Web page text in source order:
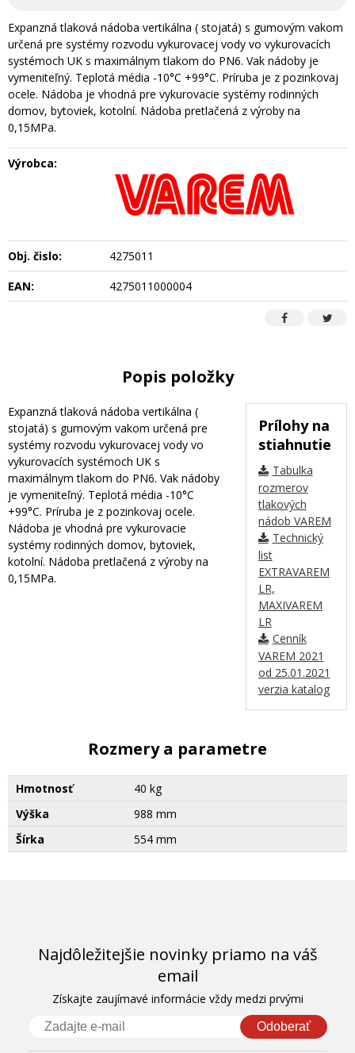
Expanzná tlaková nádoba vertikálna ( stojatá) s gumovým vakom
určená pre systémy rozvodu vykurovacej vody vo vykurovacích
systémoch UK s maximálnym tlakom do PN6. Vak nádoby je
vymeniteľný. Teplotá média -10°C +99°C. Príruba je z pozinkovaj
ocele. Nádoba je vhodná pre vykurovacie systémy rodinných
domov, bytoviek, kotolní. Nádoba pretlačená z výroby na
0,15MPa.
Výrobca:
Obj. čislo:
4275011
EAN:
4275011000004
Popis položky
Prílohy na
stiahnutie
Tabulka
rozmerov
tlakových
nádob VAREM
Technický
list
EXTRAVAREM
LR,
MAXIVAREM
LR
Cenník
VAREM 2021
od 25.01.2021
verzia katalog
Expanzná tlaková nádoba vertikálna (
stojatá) s gumovým vakom určená pre
systémy rozvodu vykurovacej vody vo
vykurovacích systémoch UK s
maximálnym tlakom do PN6. Vak nádoby
je vymeniteľný. Teplotá média -10°C
+99°C. Príruba je z pozinkovaj ocele.
Nádoba je vhodná pre vykurovacie
systémy rodinných domov, bytoviek,
kotolní. Nádoba pretlačená z výroby na
0,15MPa.
Rozmery a parametre
Hmotnosť
40 kg
Výška
988 mm
Šírka
554 mm
Najdôležitejšie novinky priamo na váš
email
Získajte zaujímavé informácie vždy medzi prvými
Odoberať